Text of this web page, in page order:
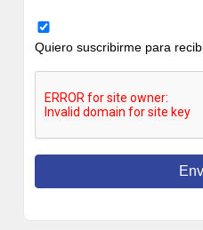
Quiero suscribirme para